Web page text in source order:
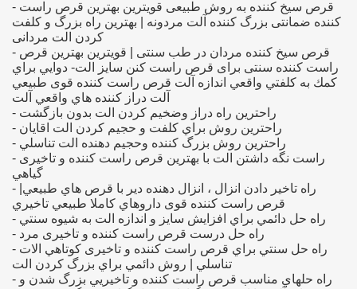
- قرص سیخ کننده به روش طبیعی قویترین بهترین قرص راست
کننده ضمانتی بزرگ کننده آلت مردونه | بهترین راه بزرگ و کلفت
کردن الت مردانی
- قرص سیخ کننده مردان در طب سنتی | قویترین بهترین قرص
راست کننده سنتی برای قرص راست کنن سایز الت- دوايي براي
كمك به كلفتي واقعي اندازه آلت قرص راست کننده قوی طبيعي
آلت دراز كننده هاي واقعي آلت
- راحترين راه دراز وضخيم كردن الت بدون بازگشت
- راحترين روش براي كلفت و حجيم كردن الت اقايان
- راحترين روش بزرگ كننده وحجيم دهنده الت تناسلي
- راست نگه داشتن الت با بهترين قرص راست کننده و تاخیری
گياهي
- راه تاخير دادن انزال ، انزال دهنده دير با قرص هاي طبيعي|
قرص راست کننده قوی داروهاي كاملا طبيعي تاخيري
- راه حل دائمي براي افزايش سايز و اندازه الت به شيوه سنتي
- راه حل درست قرص راست کننده و تاخیری مرد
- راه حل سنتي براي قرص راست کننده و تاخیری كوتاهي الات
تناسلي | روش دائمي براي بزرگ كردن الت
- راه حلهاي مناسب قرص راست کننده و تاخیریي بزرگ شدن و
=> جنسی زن
=> در
=>
=>
=>